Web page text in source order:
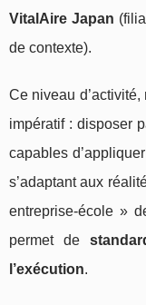
VitalAire Japan
de contexte).
Ce niveau
impératif : disposer
capables
s’adaptant aux
entreprise-école »
permet de
l’exécution.